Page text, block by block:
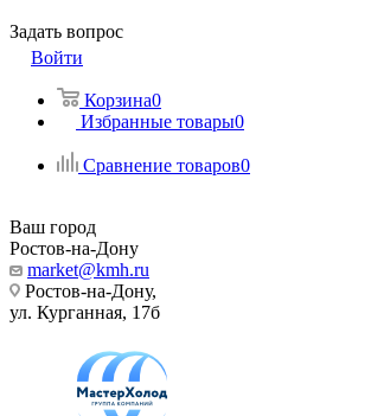
Задать вопрос
Войти
Корзина0
Избранные товары0
Сравнение товаров0
Ваш город
Ростов-на-Дону
market@kmh.ru
Ростов-на-Дону,
ул. Курганная, 17б